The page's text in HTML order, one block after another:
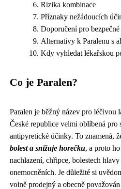
Rizika kombinace
Příznaky nežádoucích
Doporučení pro
Alternativy k Paralenu s
Kdy vyhledat lékařskou
Co je Paralen?
Paralen je běžný název pro léčivou
České republice velmi oblíbená pro
antipyretické účinky. To znamená,
bolest a snižuje horečku, a proto
nachlazení, chřipce, bolestech
onemocněních. Je důležité si
volně prodejný a obecně